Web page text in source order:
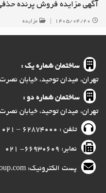
آگهی مزایده فروش پرنده
۱۴۰۵/۰۴/۲۰ مزایده
ساختمان شماره یک :
تهران، میدان توحید، خیابان نصرت
ساختمان شماره دو :
تهران، میدان توحید، خیابان نصرت
تلفن : ۶۲۸۷۴۰۰۰ – ۰۲۱
نمابر: ۶۶۹۳۰۶۰۹- ۰۲۱
پست الکترونیک: info@zarbalgroup.com